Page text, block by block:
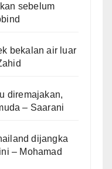
sebelum
bekalan air luar
diremajakan,
– Saarani
dijangka
– Mohamad